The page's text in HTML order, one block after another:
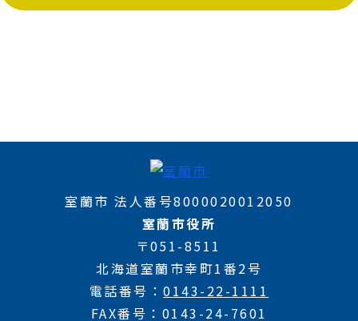
室蘭市 法人番号8000020012050
室蘭市役所
〒051-8511
北海道室蘭市幸町1番2号
電話番号
0143-22-1111
FAX番号
0143-24-7601